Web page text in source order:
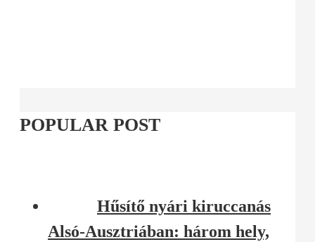
POPULAR POST
Hűsítő nyári kiruccanás
Alsó-Ausztriában: három hely,